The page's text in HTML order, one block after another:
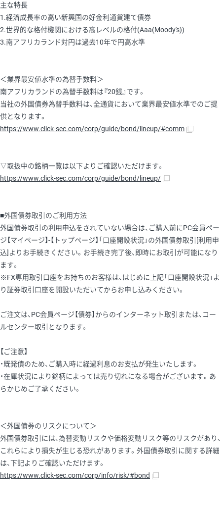
主な特長
1.経済成長率の高い新興国の好金利通貨建て債券
2.世界的な格付機関における高レベルの格付(Aaa(Moody's))
3.南アフリカランド対円は過去10年で円高水準
＜業界最安値水準の為替手数料＞
南アフリカランドの為替手数料は『20銭』です。
当社の外国債券為替手数料は、全通貨において業界最安値水準でのご提
供となります。
https://www.click-sec.com/corp/guide/bond/lineup/#comm
▽取扱中の銘柄一覧は以下よりご確認いただけます。
https://www.click-sec.com/corp/guide/bond/lineup/
■外国債券取引のご利用方法
外国債券取引の利用申込をされていない場合は、ご購入前にPC会員ペー
ジ【マイページ】-【トップページ】「口座開設状況」の外国債券取引[利用申
込]よりお手続きください。お手続き完了後、即時にお取引が可能になり
ます。
※FX専用取引口座をお持ちのお客様は、はじめに上記「口座開設状況」よ
り証券取引口座を開設いただいてからお申し込みください。
ご注文は、PC会員ページ【債券】からのインターネット取引または、コー
ルセンター取引となります。
【ご注意】
・既発債のため、ご購入時に経過利息のお支払が発生いたします。
・在庫状況により銘柄によっては売り切れになる場合がございます。あ
らかじめご了承ください。
＜外国債券のリスクについて＞
外国債券取引には、為替変動リスクや価格変動リスク等のリスクがあり、
これらにより損失が生じる恐れがあります。外国債券取引に関する詳細
は、下記よりご確認いただけます。
https://www.click-sec.com/corp/info/risk/#bond